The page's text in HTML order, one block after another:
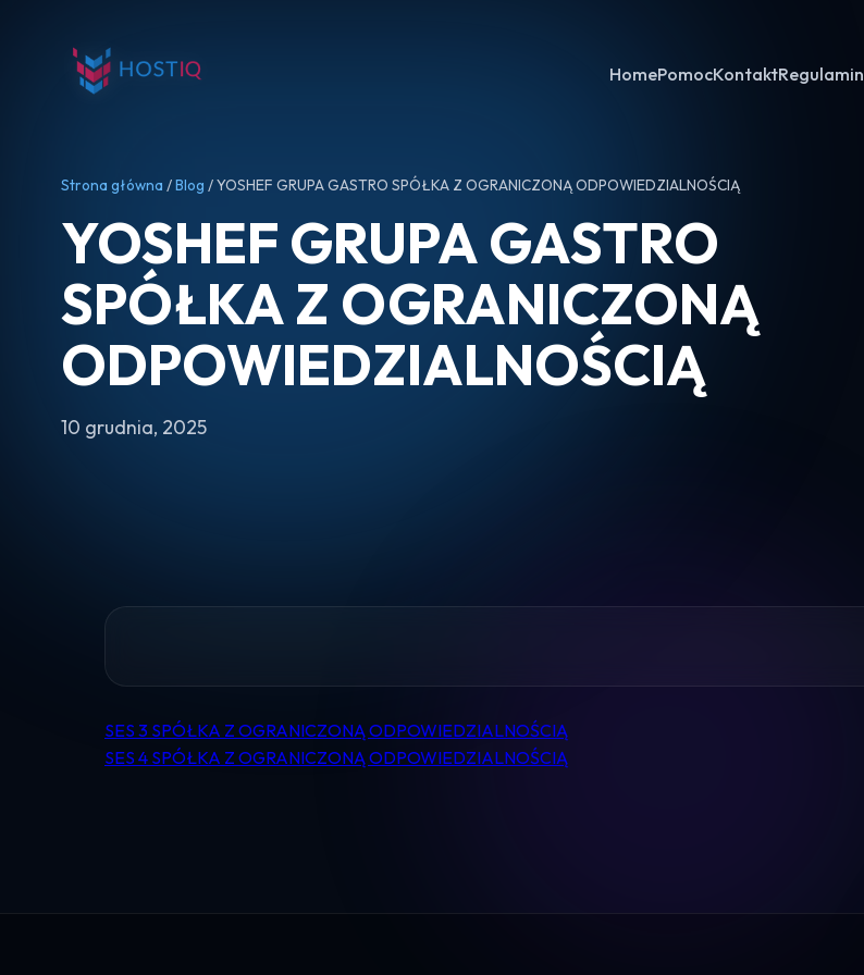
HomePomocKontaktRegulamin
Strona główna /Blog / YOSHEF GRUPA GASTRO SPÓŁKA Z OGRANICZONĄ ODPOWIEDZIALNOŚCIĄ
YOSHEF GRUPA GASTRO
SPÓŁKA Z OGRANICZONĄ
ODPOWIEDZIALNOŚCIĄ
10 grudnia, 2025
Nawigacja
SES 3 SPÓŁKA Z OGRANICZONĄ ODPOWIEDZIALNOŚCIĄ
SES 4 SPÓŁKA Z OGRANICZONĄ ODPOWIEDZIALNOŚCIĄ